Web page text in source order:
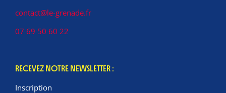
contact@le-grenade.fr
07 69 50 60 22
RECEVEZ NOTRE NEWSLETTER :
Inscription